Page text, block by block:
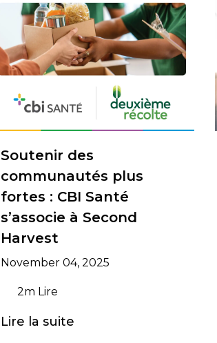
Soutenir des
communautés plus
fortes : CBI Santé
s’associe à Second
Harvest
November 04, 2025
2m Lire
Lire la suite